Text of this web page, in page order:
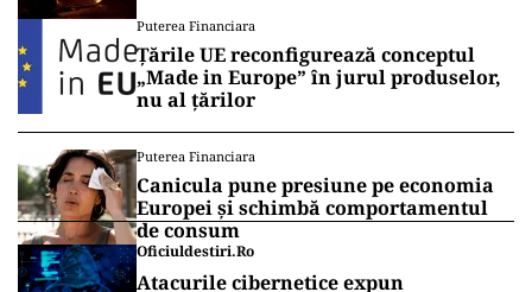
Puterea Financiara
Țările UE reconfigurează conceptul
„Made in Europe” în jurul produselor,
nu al țărilor
Puterea Financiara
Canicula pune presiune pe economia
Europei și schimbă comportamentul
de consum
Oficiuldestiri.ro
Atacurile cibernetice expun